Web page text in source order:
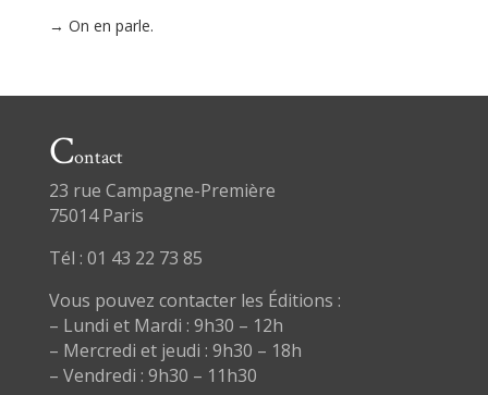
→ On en parle.
Contact
23 rue Campagne-Première
75014 Paris
Tél : 01 43 22 73 85
Vous pouvez contacter les Éditions :
– Lundi et Mardi : 9h30 – 12h
– Mercredi et jeudi : 9h30 – 18h
– Vendredi : 9h30 – 11h30